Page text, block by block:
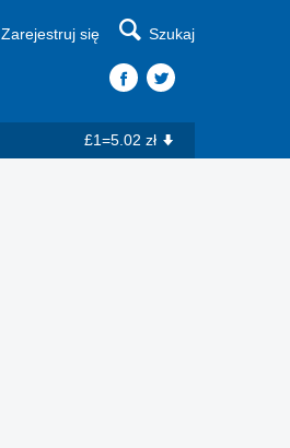
Zarejestruj się Szukaj
£1=5.02 zł